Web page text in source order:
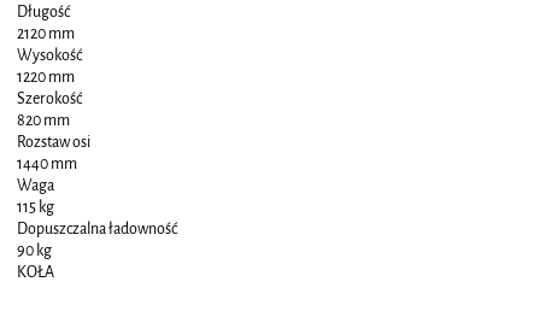
Długość
2120 mm
Wysokość
1220 mm
Szerokość
820 mm
Rozstaw osi
1440 mm
Waga
115 kg
Dopuszczalna ładowność
90 kg
KOŁA